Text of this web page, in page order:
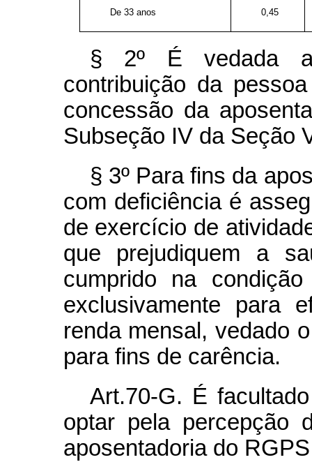
De 33 anos 0,45
§ 2º É vedada
contribuição da
concessão da
Subseção IV da Seção
§ 3º Para fins da
com deficiência é
de exercício de
que prejudiquem a
cumprido na
exclusivamente para
renda mensal, vedado
para fins de carência.
Art.70-G. É
optar pela percepção
aposentadoria do